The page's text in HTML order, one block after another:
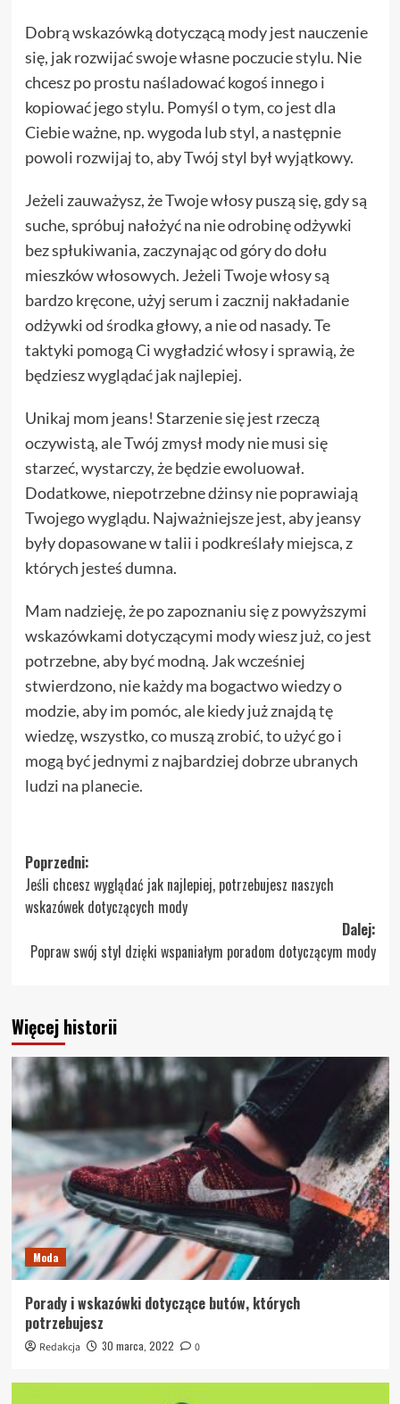
Dobrą wskazówką dotyczącą mody jest nauczenie
się, jak rozwijać swoje własne poczucie stylu. Nie
chcesz po prostu naśladować kogoś innego i
kopiować jego stylu. Pomyśl o tym, co jest dla
Ciebie ważne, np. wygoda lub styl, a następnie
powoli rozwijaj to, aby Twój styl był wyjątkowy.
Jeżeli zauważysz, że Twoje włosy puszą się, gdy są
suche, spróbuj nałożyć na nie odrobinę odżywki
bez spłukiwania, zaczynając od góry do dołu
mieszków włosowych. Jeżeli Twoje włosy są
bardzo kręcone, użyj serum i zacznij nakładanie
odżywki od środka głowy, a nie od nasady. Te
taktyki pomogą Ci wygładzić włosy i sprawią, że
będziesz wyglądać jak najlepiej.
Unikaj mom jeans! Starzenie się jest rzeczą
oczywistą, ale Twój zmysł mody nie musi się
starzeć, wystarczy, że będzie ewoluował.
Dodatkowe, niepotrzebne dżinsy nie poprawiają
Twojego wyglądu. Najważniejsze jest, aby jeansy
były dopasowane w talii i podkreślały miejsca, z
których jesteś dumna.
Mam nadzieję, że po zapoznaniu się z powyższymi
wskazówkami dotyczącymi mody wiesz już, co jest
potrzebne, aby być modną. Jak wcześniej
stwierdzono, nie każdy ma bogactwo wiedzy o
modzie, aby im pomóc, ale kiedy już znajdą tę
wiedzę, wszystko, co muszą zrobić, to użyć go i
mogą być jednymi z najbardziej dobrze ubranych
ludzi na planecie.
Zobacz
wpisy
Poprzedni:
Jeśli chcesz wyglądać jak najlepiej, potrzebujesz naszych
wskazówek dotyczących mody
Dalej:
Popraw swój styl dzięki wspaniałym poradom dotyczącym mody
Więcej historii
Moda
Porady i wskazówki dotyczące butów, których
potrzebujesz
Redakcja 30 marca, 2022 0